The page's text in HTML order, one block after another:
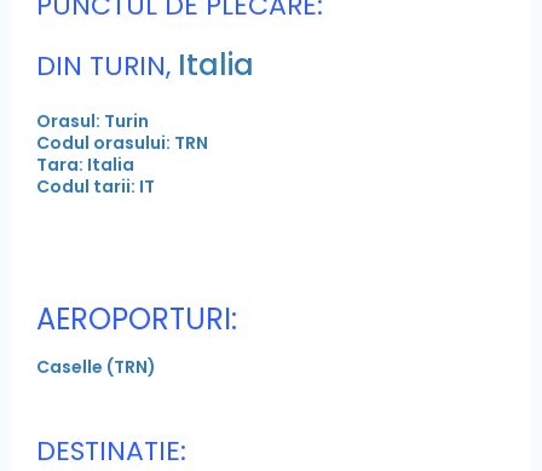
DIN TURIN, Italia
Orasul: Turin
Codul orasului: TRN
Tara: Italia
Codul tarii: IT
AEROPORTURI:
Caselle (TRN)
DESTINATIE: